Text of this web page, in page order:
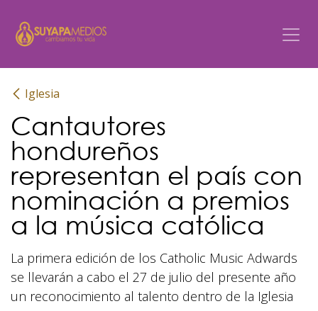
Iglesia
Cantautores
hondureños
representan el país con
nominación a premios
a la música católica
La primera edición de los Catholic Music Adwards
se llevarán a cabo el 27 de julio del presente año
un reconocimiento al talento dentro de la Iglesia